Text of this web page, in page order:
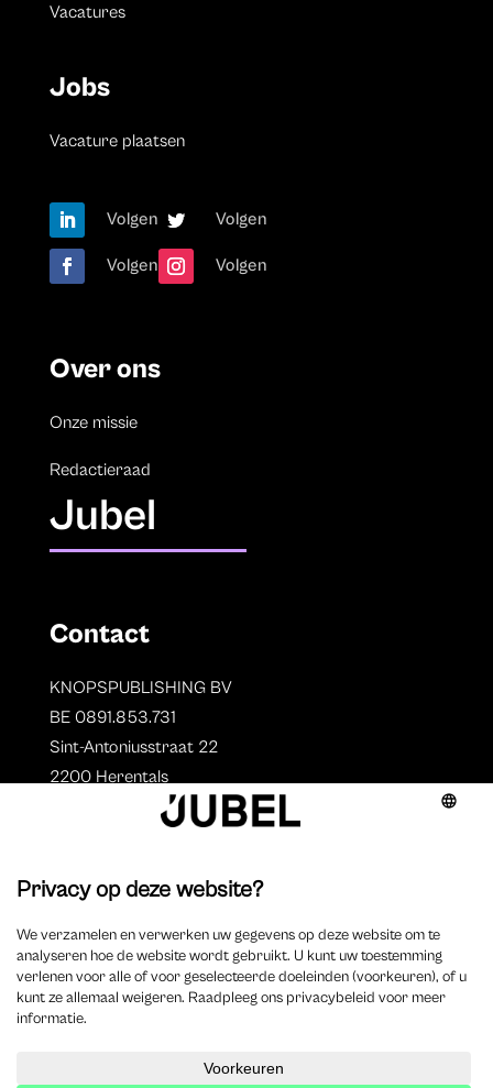
Vacatures
Jobs
Vacature plaatsen
Volgen Volgen
Volgen Volgen
Over ons
Onze missie
Redactieraad
Jubel
Contact
KNOPSPUBLISHING BV
BE 0891.853.731
Sint-Antoniusstraat 22
2200 Herentals
Auteurs
Overzicht auteurs
Auteur worden?